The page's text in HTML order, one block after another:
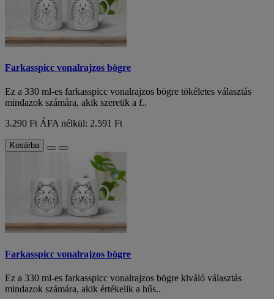
Farkasspicc vonalrajzos bögre
Ez a 330 ml-es farkasspicc vonalrajzos bögre tökéletes választás
mindazok számára, akik szeretik a f..
3.290 Ft ÁFA nélkül: 2.591 Ft
Kosárba
Farkasspicc vonalrajzos bögre
Ez a 330 ml-es farkasspicc vonalrajzos bögre kiváló választás
mindazok számára, akik értékelik a hűs..